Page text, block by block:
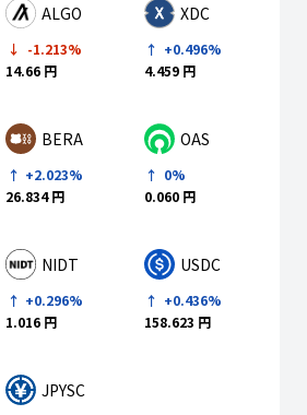
ALGO
-1.213%
14.66 円
XDC
+0.496%
4.459 円
BERA
+2.023%
26.834 円
OAS
0%
0.060 円
NIDT
+0.296%
1.016 円
USDC
+0.436%
158.623 円
JPYSC